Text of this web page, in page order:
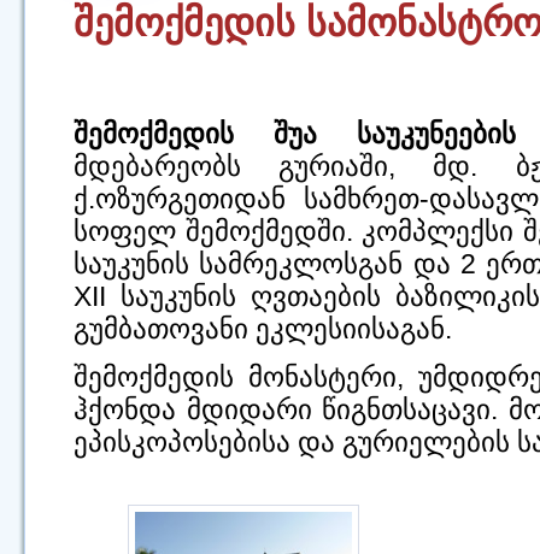
შემოქმედის
შემოქმედის შუა
მდებარეობს გურიაში, მდ.
ქ.ოზურგეთიდან სამხრეთ-
სოფელ შემოქმედში. კომპლექსი
საუკუნის სამრეკლოსგან და 2
XII საუკუნის ღვთაების
გუმბათოვანი ეკლესიისაგან.
შემოქმედის მონასტერი,
ჰქონდა მდიდარი წიგნთსაცავი.
ეპისკოპოსებისა და გურიელების